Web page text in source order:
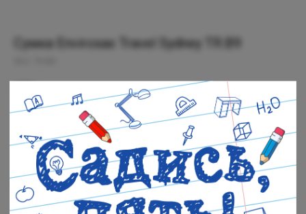
Сумка Envirosax Travel Sydney TR.B9
Нет в наличии
Черная речка: Нет в наличии
Полюстровский: Нет в наличии
Out of stock